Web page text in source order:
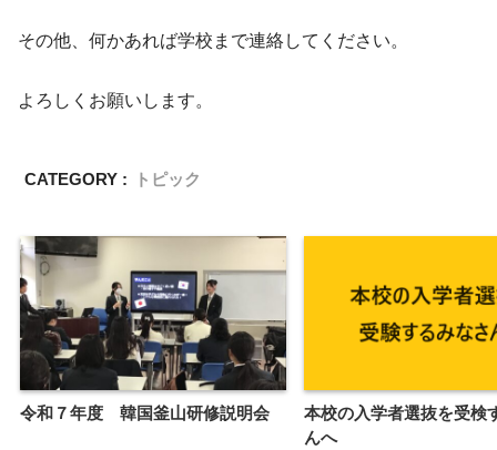
その他、何かあれば学校まで連絡してください。
よろしくお願いします。
CATEGORY : トピック
令和７年度 韓国釜山研修説明会
本校の入学者選抜を受検
んへ